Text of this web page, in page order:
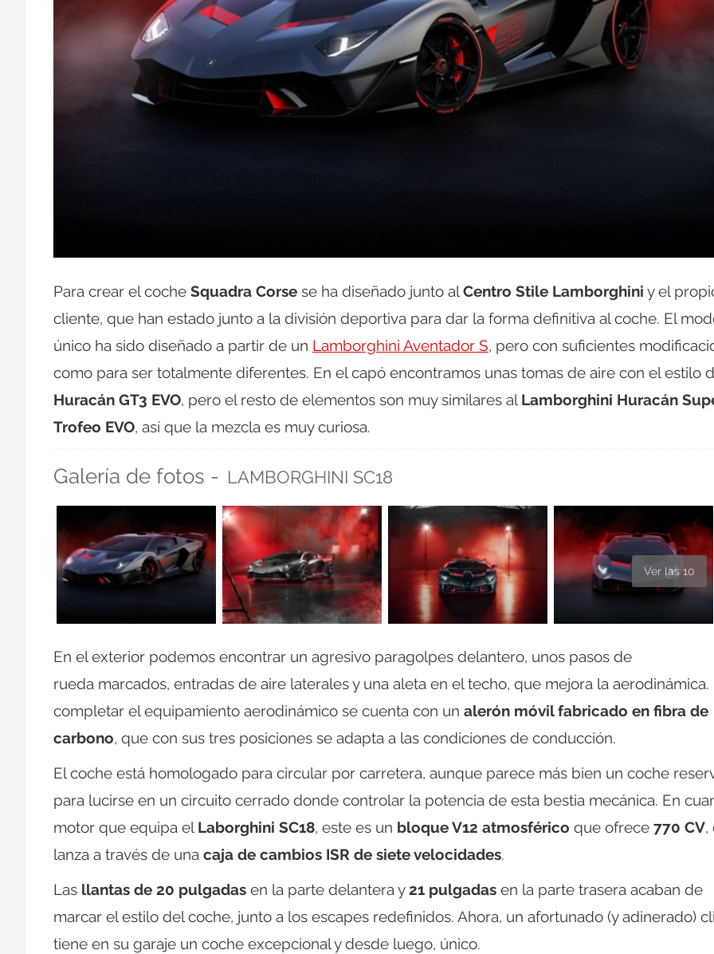
Para crear el coche Squadra Corse se ha diseñado junto alCentro Stile Lamborghini y el
cliente, que han estado junto a la división deportiva para dar la forma definitiva al coche. El
único ha sido diseñado a partir de un Lamborghini Aventador S, pero con suficientes
como para ser totalmente diferentes. En el capó encontramos unas tomas de aire con el estilo
Huracán GT3 EVO, pero el resto de elementos son muy similares al Lamborghini Huracán
Trofeo EVO, así que la mezcla es muy curiosa.
Galería de fotos - LAMBORGHINI SC18
Ver las 10
En el exterior podemos encontrar un agresivo paragolpes delantero, unos pasos de
rueda marcados, entradas de aire laterales y una aleta en el techo, que mejora la aerodinámica.
completar el equipamiento aerodinámico se cuenta con un alerón móvil fabricado en fibra de
carbono, que con sus tres posiciones se adapta a las condiciones de conducción.
El coche está homologado para circular por carretera, aunque parece más bien un coche
para lucirse en un circuito cerrado donde controlar la potencia de esta bestia mecánica. En
motor que equipa el Laborghini SC18, este es un bloque V12 atmosférico que ofrece 770 CV,
lanza a través de una caja de cambios ISR de siete velocidades.
Las llantas de 20 pulgadas en la parte delantera y21 pulgadas en la parte trasera acaban de
marcar el estilo del coche, junto a los escapes redefinidos. Ahora, un afortunado (y adinerado)
tiene en su garaje un coche excepcional y desde luego, único.